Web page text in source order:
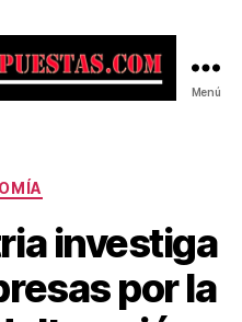
Menú
investiga
por la